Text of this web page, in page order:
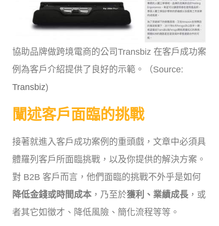
協助品牌做跨境電商的公司Transbiz 在客戶成功案
例為客戶介紹提供了良好的示範。（Source:
Transbiz)
闡述客戶面臨的挑戰
接著就進入客戶成功案例的重頭戲，文章中必須具
體羅列客戶所面臨挑戰，以及你提供的解決方案。
對 B2B 客戶而言，他們面臨的挑戰不外乎是如何
降低金錢或時間成本 ，乃至於獲利、業績成長 ，或
者其它如徵才、降低風險、簡化流程等等。